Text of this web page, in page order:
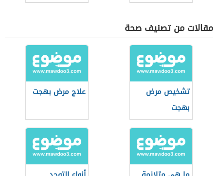
مقالات من تصنيف صحة
تشخيص مرض
بهجت
علاج مرض بهجت